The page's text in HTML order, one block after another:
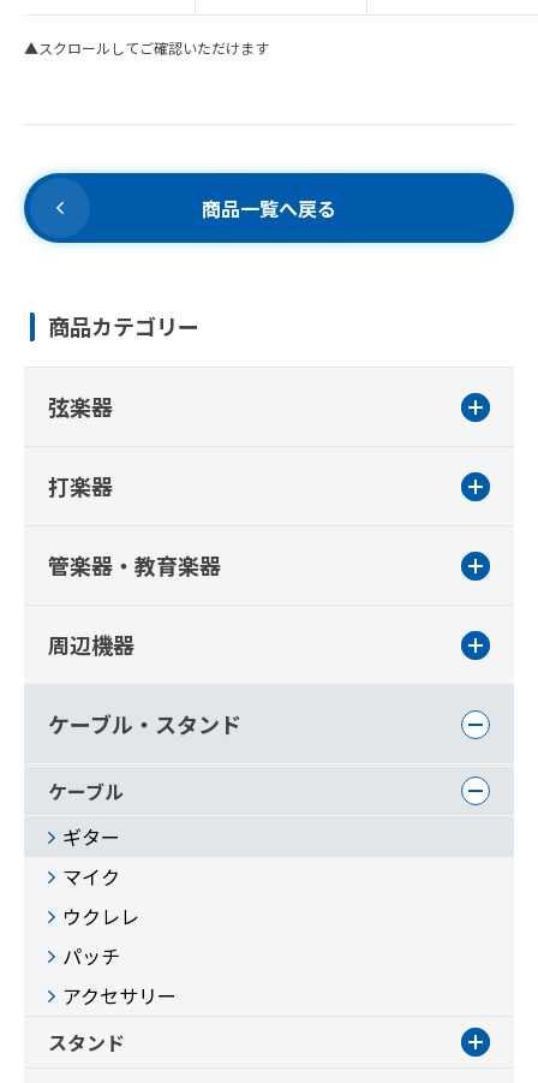
▲スクロールしてご確認いただけます
商品一覧へ戻る
商品カテゴリー
弦楽器
打楽器
管楽器・教育楽器
周辺機器
ケーブル・スタンド
ケーブル
ギター
マイク
ウクレレ
パッチ
アクセサリー
スタンド